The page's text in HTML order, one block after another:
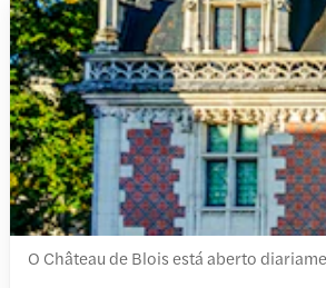
O Château de Blois está aberto